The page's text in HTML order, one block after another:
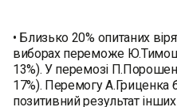
• Близько 20% опитаних
виборах переможе
13%). У перемозі
17%). Перемогу А.Гриценка
позитивний результат